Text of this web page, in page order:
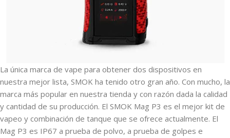
La única marca de vape para obtener dos dispositivos en
nuestra mejor lista, SMOK ha tenido otro gran año. Con mucho, la
marca más popular en nuestra tienda y con razón dada la calidad
y cantidad de su producción. El SMOK Mag P3 es el mejor kit de
vapeo y combinación de tanque que se ofrece actualmente. El
Mag P3 es IP67 a prueba de polvo, a prueba de golpes e